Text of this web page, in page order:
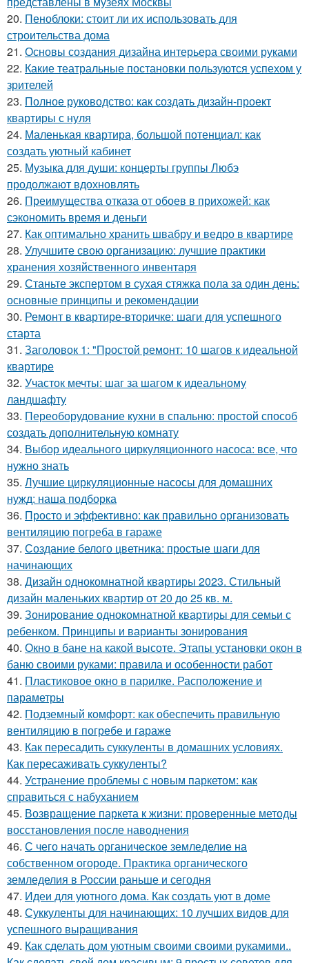
20. Пеноблоки: стоит ли их использовать для
строительства дома
21. Основы создания дизайна интерьера своими руками
22. Какие театральные постановки пользуются успехом у
зрителей
23. Полное руководство: как создать дизайн-проект
квартиры с нуля
24. Маленькая квартира, большой потенциал: как
создать уютный кабинет
25. Музыка для души: концерты группы Любэ
продолжают вдохновлять
26. Преимущества отказа от обоев в прихожей: как
сэкономить время и деньги
27. Как оптимально хранить швабру и ведро в квартире
28. Улучшите свою организацию: лучшие практики
хранения хозяйственного инвентаря
29. Станьте экспертом в сухая стяжка пола за один день:
основные принципы и рекомендации
30. Ремонт в квартире-вторичке: шаги для успешного
старта
31. Заголовок 1: "Простой ремонт: 10 шагов к идеальной
квартире
32. Участок мечты: шаг за шагом к идеальному
ландшафту
33. Переоборудование кухни в спальню: простой способ
создать дополнительную комнату
34. Выбор идеального циркуляционного насоса: все, что
нужно знать
35. Лучшие циркуляционные насосы для домашних
нужд: наша подборка
36. Просто и эффективно: как правильно организовать
вентиляцию погреба в гараже
37. Создание белого цветника: простые шаги для
начинающих
38. Дизайн однокомнатной квартиры 2023. Стильный
дизайн маленьких квартир от 20 до 25 кв. м.
39. Зонирование однокомнатной квартиры для семьи с
ребенком. Принципы и варианты зонирования
40. Окно в бане на какой высоте. Этапы установки окон в
баню своими руками: правила и особенности работ
41. Пластиковое окно в парилке. Расположение и
параметры
42. Подземный комфорт: как обеспечить правильную
вентиляцию в погребе и гараже
43. Как пересадить суккуленты в домашних условиях.
Как пересаживать суккуленты?
44. Устранение проблемы с новым паркетом: как
справиться с набуханием
45. Возвращение паркета к жизни: проверенные методы
восстановления после наводнения
46. С чего начать органическое земледелие на
собственном огороде. Практика органического
земледелия в России раньше и сегодня
47. Идеи для уютного дома. Как создать уют в доме
48. Суккуленты для начинающих: 10 лучших видов для
успешного выращивания
49. Как сделать дом уютным своими своими рукамими..